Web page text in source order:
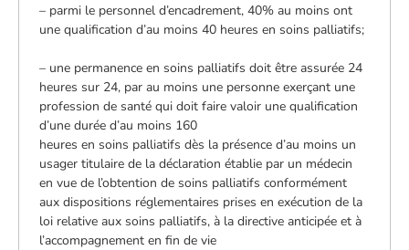
– parmi le personnel d’encadrement, 40% au moins ont
une qualification d’au moins 40 heures en soins palliatifs;
– une permanence en soins palliatifs doit être assurée 24
heures sur 24, par au moins une personne exerçant une
profession de santé qui doit faire valoir une qualification
d’une durée d’au moins 160
heures en soins palliatifs dès la présence d’au moins un
usager titulaire de la déclaration établie par un médecin
en vue de l’obtention de soins palliatifs conformément
aux dispositions réglementaires prises en exécution de la
loi relative aux soins palliatifs, à la directive anticipée et à
l’accompagnement en fin de vie